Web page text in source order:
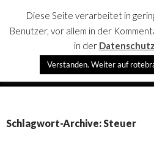
rotebrauseblogger
SPRINGE
Schlagwort-Archive: Steuer
Diese Seite verarbeitet in
Benutzer, vor allem in der
in der
Verstanden. Weiter auf